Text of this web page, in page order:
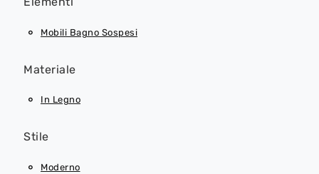
Mobili Bagno Sospesi
Materiale
In Legno
Stile
Moderno